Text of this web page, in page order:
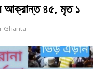
আক্রান্ত ৪৫, মৃত ১
Ghanta